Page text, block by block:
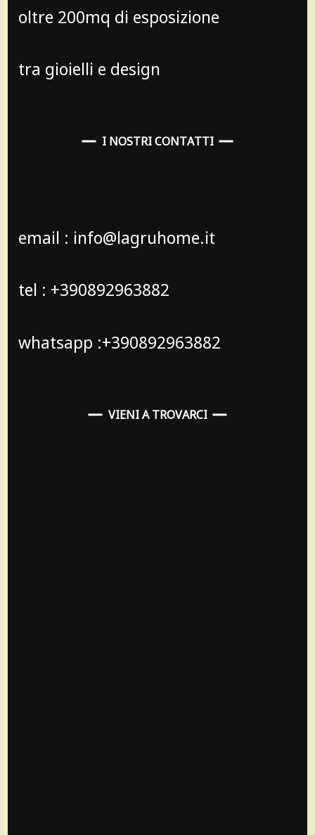
oltre 200mq di esposizione
tra gioielli e design
I NOSTRI CONTATTI
email : info@lagruhome.it
tel : +390892963882
whatsapp :+390892963882
VIENI A TROVARCI